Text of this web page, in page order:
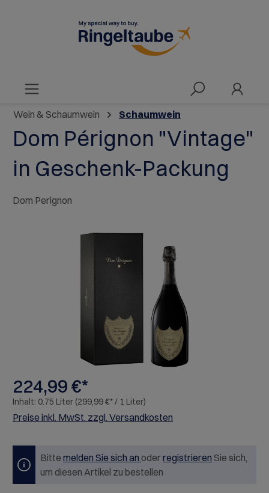
Wein & Schaumwein Schaumwein
Dom Pérignon "Vintage"
in Geschenk-Packung
Dom Perignon
224,99 €*
Inhalt: 0.75 Liter (299,99 €* / 1 Liter)
Preise inkl. MwSt. zzgl. Versandkosten
Bitte melden Sie sich an oderregistrieren Sie sich,
um diesen Artikel zu bestellen